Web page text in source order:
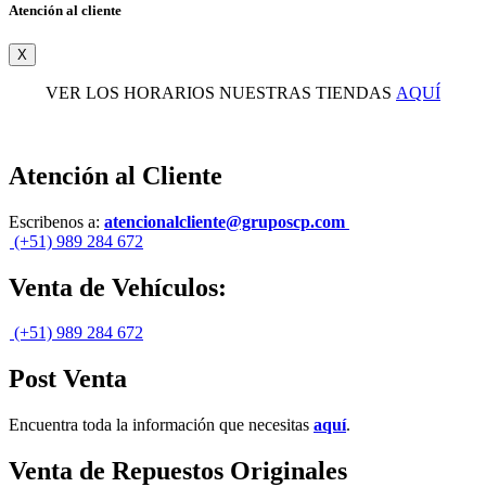
Atención al cliente
X
VER LOS HORARIOS NUESTRAS TIENDAS AQUÍ
Atención al Cliente
Escribenos a: atencionalcliente@gruposcp.com
(+51) 989 284 672
Venta de Vehículos:
(+51) 989 284 672
Post Venta
Encuentra toda la información que necesitas aquí.
Venta de Repuestos Originales